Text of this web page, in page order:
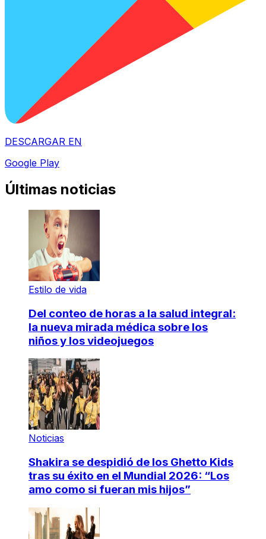
DESCARGAR EN
Google Play
Últimas noticias
Estilo de vida
Del conteo de horas a la salud integral:
la nueva mirada médica sobre los
niños y los videojuegos
Noticias
Shakira se despidió de los Ghetto Kids
tras su éxito en el Mundial 2026: “Los
amo como si fueran mis hijos”